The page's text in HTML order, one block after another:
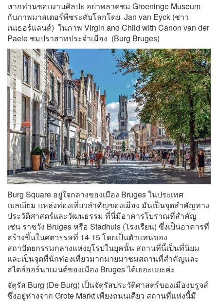
หากท่านชอบงานศิลปะ อย่าพลาดชม Groeninge Museum
กับภาพมาสเตอร์พีซระดับโลกโดย Jan van Eyck (ชาว
เนเธอร์แลนด์) ในภาพ Virgin and Child with Canon van der
Paele ชมปราสาทประจำเมือง (Burg Bruges)
Burg Square อยู่ใจกลางของเมือง Bruges ในประเทศ
เบลเยียม แหล่งท่องเที่ยวสำคัญของเมือง มันเป็นจุดสำคัญทาง
ประวัติศาสตร์และวัฒนธรรม ที่นี่มีอาคารโบราณที่สำคัญ
เช่น ราชวัง Bruges หรือ Stadhuis (โรงเรียน) ซึ่งเป็นอาคารที่
สร้างขึ้นในศตวรรษที่ 14-15 โดยเป็นตัวแทนของ
สถาปัตยกรรมกลางแห่งยุโรปในยุคนั้น สถานที่นี้เป็นที่นิยม
และเป็นจุดที่นักท่องเที่ยวมากมายมาชมสถานที่สำคัญและ
สไตล์ออร์นาเมนต์ของเมือง Bruges ได้เยอะแยะค่ะ
จัตุรัส Burg (De Burg) เป็นจัตุรัสประวัติศาสตร์ของเมืองบรูจส์
ซึ่งอยู่ห่างจาก Grote Markt เพียงถนนเดียว สถานที่แห่งนี้มี